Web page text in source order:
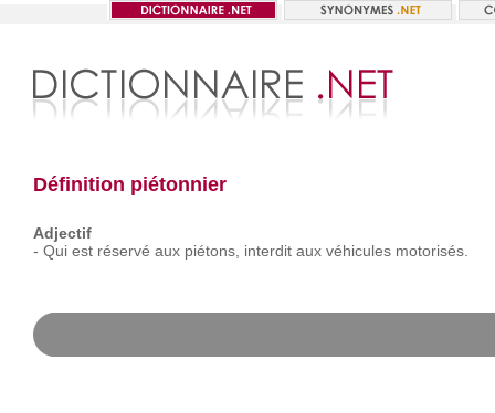
Définition piétonnier
Adjectif
- Qui est réservé aux piétons, interdit aux véhicules motorisés.